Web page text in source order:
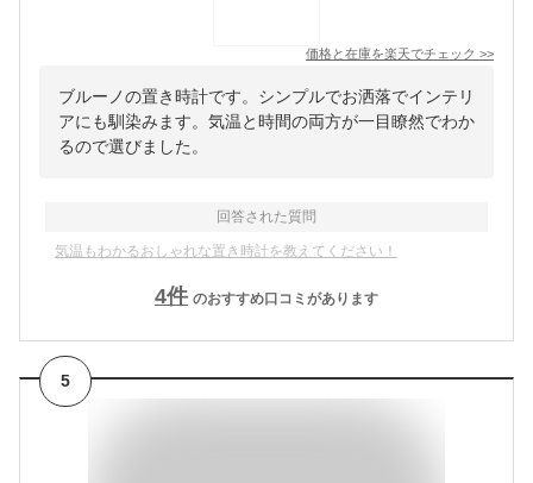
価格と在庫を楽天でチェック >>
ブルーノの置き時計です。シンプルでお洒落でインテリ
アにも馴染みます。気温と時間の両方が一目瞭然でわか
るので選びました。
回答された質問
気温もわかるおしゃれな置き時計を教えてください！
4件 のおすすめ口コミがあります
5